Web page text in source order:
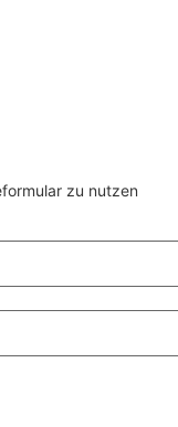
zu nutzen